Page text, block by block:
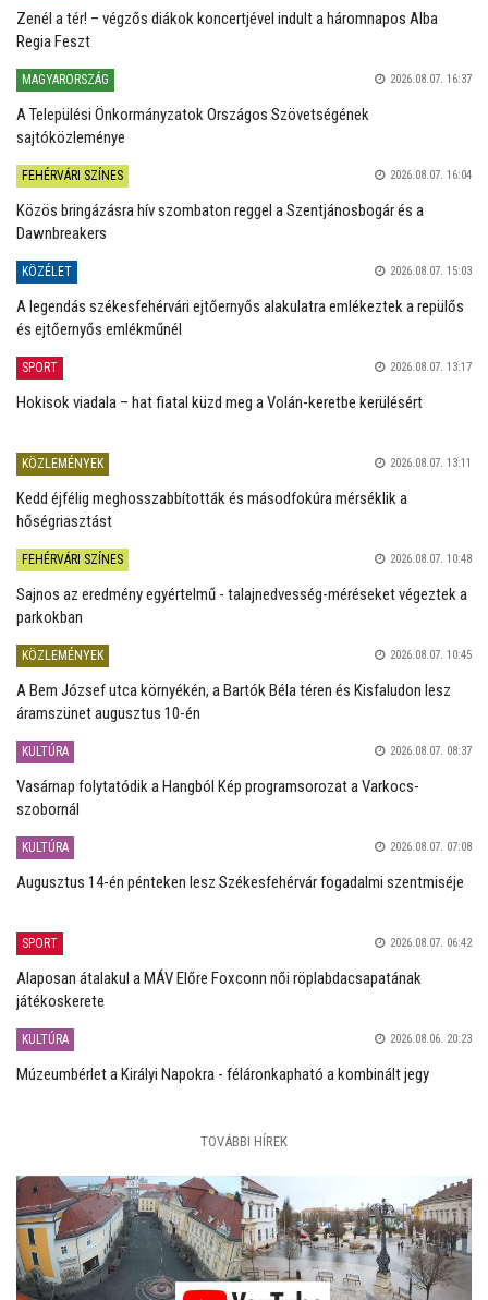
Zenél a tér! – végzős diákok koncertjével indult a háromnapos Alba
Regia Feszt
MAGYARORSZÁG 2026.08.07. 16:37
A Települési Önkormányzatok Országos Szövetségének
sajtóközleménye
FEHÉRVÁRI SZÍNES 2026.08.07. 16:04
Közös bringázásra hív szombaton reggel a Szentjánosbogár és a
Dawnbreakers
KÖZÉLET 2026.08.07. 15:03
A legendás székesfehérvári ejtőernyős alakulatra emlékeztek a repülős
és ejtőernyős emlékműnél
SPORT 2026.08.07. 13:17
Hokisok viadala – hat fiatal küzd meg a Volán-keretbe kerülésért
KÖZLEMÉNYEK 2026.08.07. 13:11
Kedd éjfélig meghosszabbították és másodfokúra mérséklik a
hőségriasztást
FEHÉRVÁRI SZÍNES 2026.08.07. 10:48
Sajnos az eredmény egyértelmű - talajnedvesség-méréseket végeztek a
parkokban
KÖZLEMÉNYEK 2026.08.07. 10:45
A Bem József utca környékén, a Bartók Béla téren és Kisfaludon lesz
áramszünet augusztus 10-én
KULTÚRA 2026.08.07. 08:37
Vasárnap folytatódik a Hangból Kép programsorozat a Varkocs-
szobornál
KULTÚRA 2026.08.07. 07:08
Augusztus 14-én pénteken lesz Székesfehérvár fogadalmi szentmiséje
SPORT 2026.08.07. 06:42
Alaposan átalakul a MÁV Előre Foxconn női röplabdacsapatának
játékoskerete
KULTÚRA 2026.08.06. 20:23
Múzeumbérlet a Királyi Napokra - féláronkapható a kombinált jegy
TOVÁBBI HÍREK